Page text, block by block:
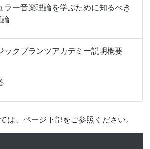
ラー音楽理論を学ぶために知るべき
論
ックプランツアカデミー説明概要
は、ページ下部をご参照ください。